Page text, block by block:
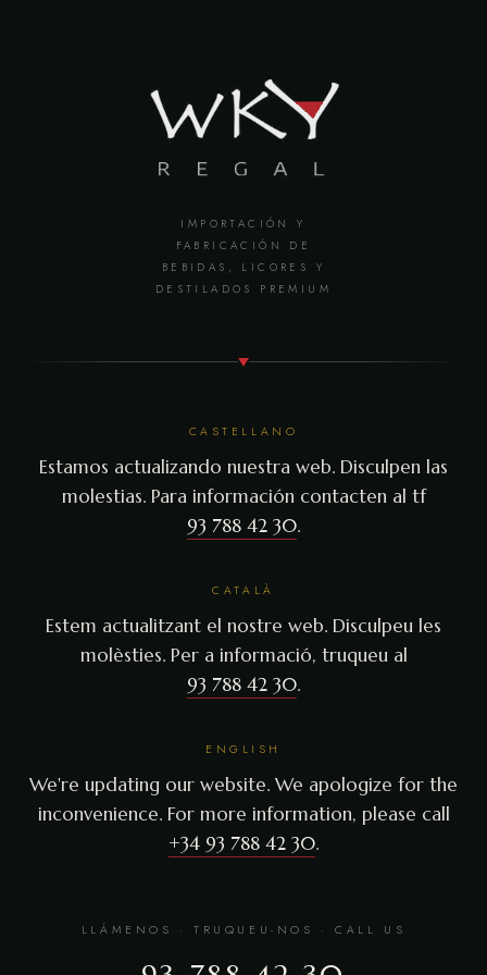
IMPORTACIÓN Y
FABRICACIÓN DE
BEBIDAS, LICORES Y
DESTILADOS PREMIUM
CASTELLANO
Estamos actualizando nuestra web. Disculpen las
molestias. Para información contacten al tf
93 788 42 30.
CATALÀ
Estem actualitzant el nostre web. Disculpeu les
molèsties. Per a informació, truqueu al
93 788 42 30.
ENGLISH
We're updating our website. We apologize for the
inconvenience. For more information, please call
+34 93 788 42 30.
LLÁMENOS · TRUQUEU-NOS · CALL US